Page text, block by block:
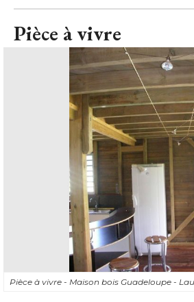
Pièce à vivre
Pièce à vivre - Maison bois Guadeloupe -